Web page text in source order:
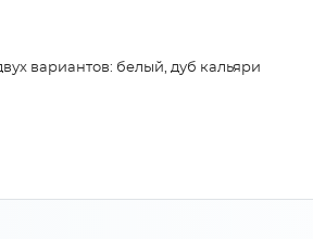
вариантов: белый, дуб кальяри